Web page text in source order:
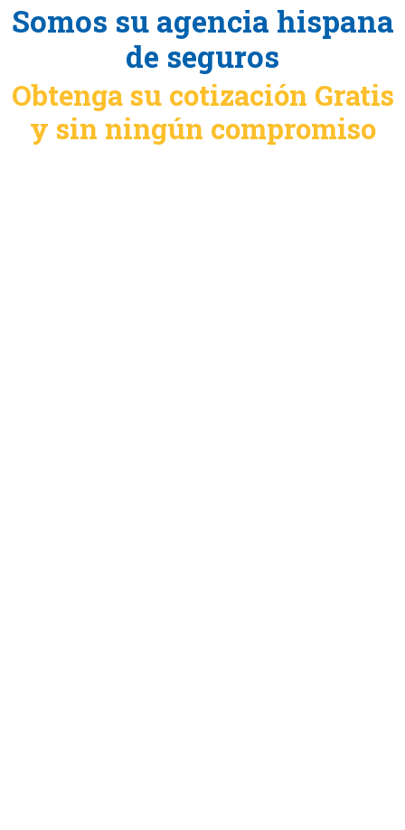
Somos su agencia hispana
de seguros
Obtenga su cotización Gratis
y sin ningún compromiso